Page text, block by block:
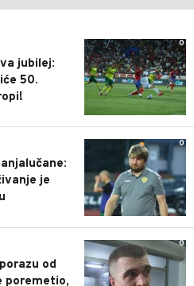
0
jubilej:
50.
0
je
0
od
poremetio,